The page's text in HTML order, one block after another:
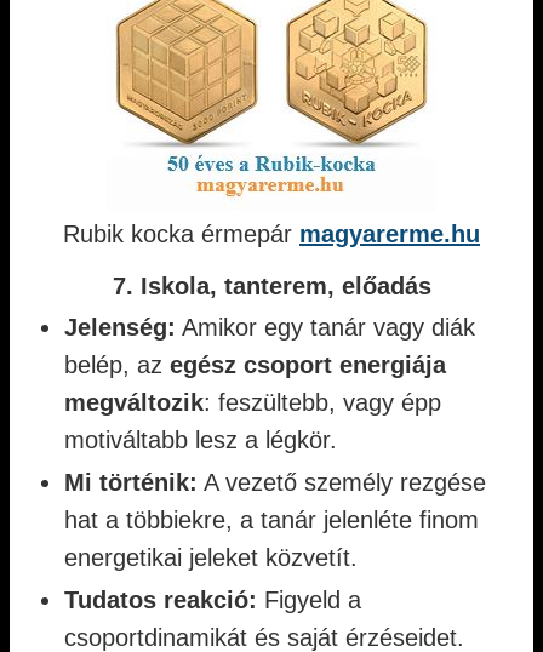
Rubik kocka érmepár magyarerme.hu
7. Iskola, tanterem, előadás
Jelenség: Amikor egy tanár vagy diák
belép, az egész csoport energiája
megváltozik: feszültebb, vagy épp
motiváltabb lesz a légkör.
Mi történik: A vezető személy rezgése
hat a többiekre, a tanár jelenléte finom
energetikai jeleket közvetít.
Tudatos reakció: Figyeld a
csoportdinamikát és saját érzéseidet.